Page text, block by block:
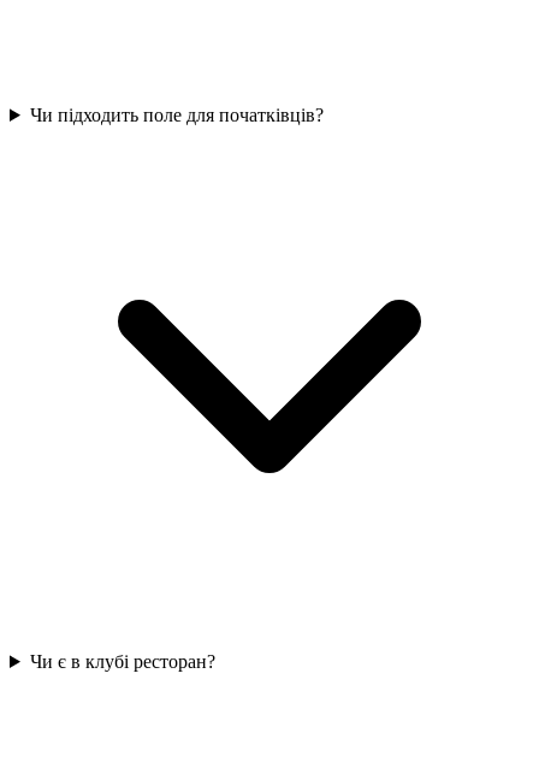
Чи підходить поле для початківців?
Чи є в клубі ресторан?